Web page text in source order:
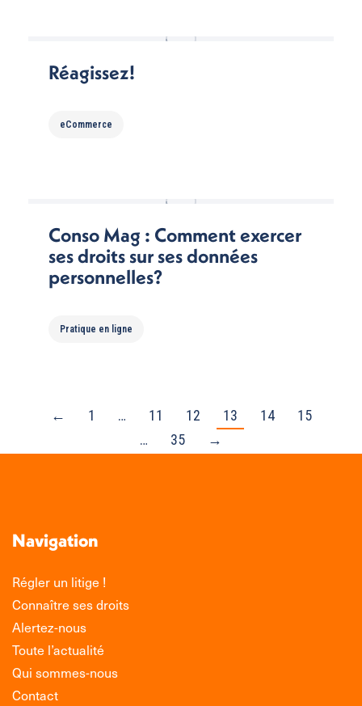
Réagissez!
eCommerce
Conso Mag : Comment exercer
ses droits sur ses données
personnelles?
Pratique en ligne
← 1 … 11 12 13 14
15
…
35 →
Navigation
Régler un litige !
Connaître ses droits
Alertez-nous
Toute l’actualité
Qui sommes-nous
Contact